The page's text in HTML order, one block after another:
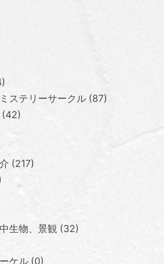
ステリーサークル 87
42
217
生物、景観 32
ケル 0